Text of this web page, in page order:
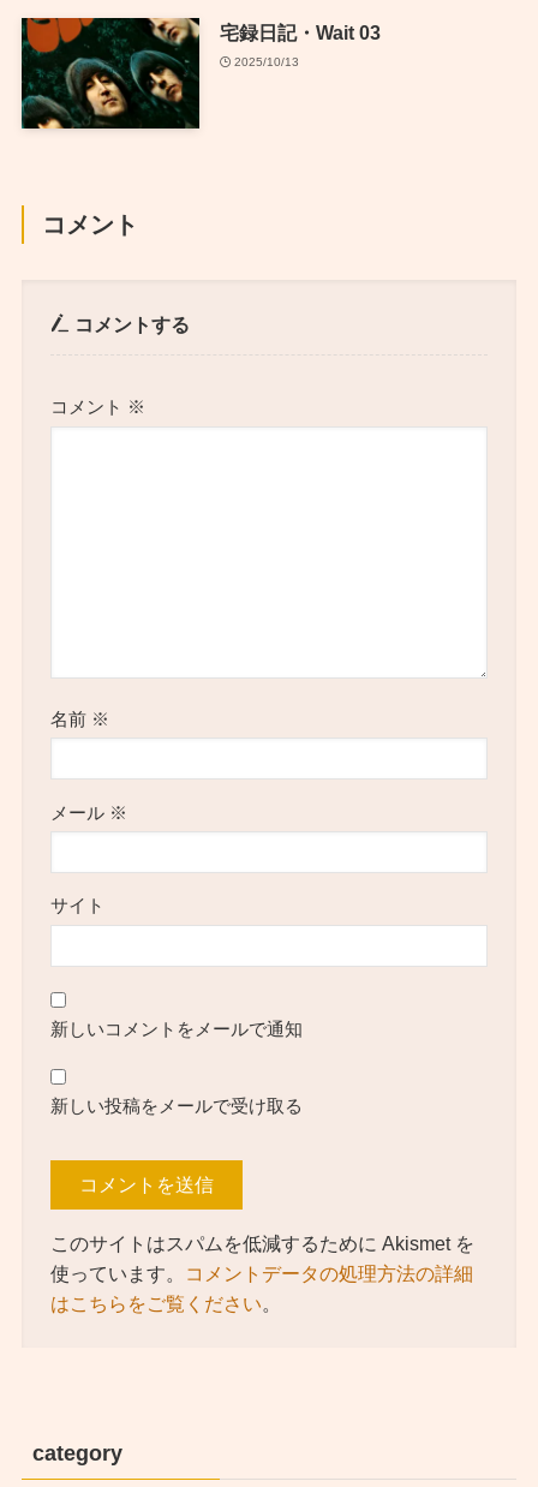
宅録日記・Wait 03
2025/10/13
コメント
コメントする
コメント ※
名前 ※
メール ※
サイト
新しいコメントをメールで通知
新しい投稿をメールで受け取る
このサイトはスパムを低減するために Akismet を
使っています。
コメントデータの処理方法の詳細
はこちらをご覧ください。
category